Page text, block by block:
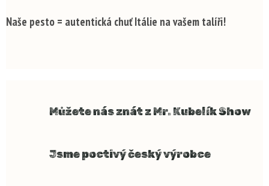
v
Naše pesto = autentická chuť Itálie na vašem talíři!
Můžete nás znát z Mr. Kubelík Show
Jsme poctivý český výrobce